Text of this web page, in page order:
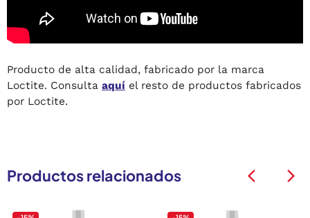
Producto de alta calidad, fabricado por la marca
Loctite. Consulta aquí el resto de productos fabricados
por Loctite.
Productos relacionados arrow_back_ios arrow_back_ios